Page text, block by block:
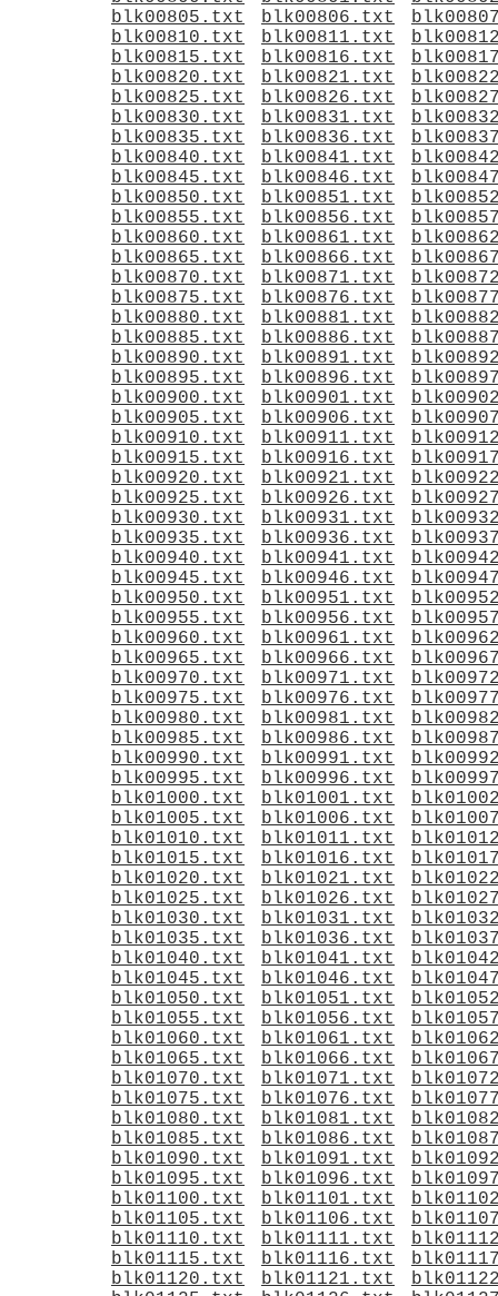
blk00805.txt
blk00806.txt
blk00810.txt
blk00811.txt
blk00815.txt
blk00816.txt
blk00820.txt
blk00821.txt
blk00825.txt
blk00826.txt
blk00830.txt
blk00831.txt
blk00835.txt
blk00836.txt
blk00840.txt
blk00841.txt
blk00845.txt
blk00846.txt
blk00850.txt
blk00851.txt
blk00855.txt
blk00856.txt
blk00860.txt
blk00861.txt
blk00865.txt
blk00866.txt
blk00870.txt
blk00871.txt
blk00875.txt
blk00876.txt
blk00880.txt
blk00881.txt
blk00885.txt
blk00886.txt
blk00890.txt
blk00891.txt
blk00895.txt
blk00896.txt
blk00900.txt
blk00901.txt
blk00905.txt
blk00906.txt
blk00910.txt
blk00911.txt
blk00915.txt
blk00916.txt
blk00920.txt
blk00921.txt
blk00925.txt
blk00926.txt
blk00930.txt
blk00931.txt
blk00935.txt
blk00936.txt
blk00940.txt
blk00941.txt
blk00945.txt
blk00946.txt
blk00950.txt
blk00951.txt
blk00955.txt
blk00956.txt
blk00960.txt
blk00961.txt
blk00965.txt
blk00966.txt
blk00970.txt
blk00971.txt
blk00975.txt
blk00976.txt
blk00980.txt
blk00981.txt
blk00985.txt
blk00986.txt
blk00990.txt
blk00991.txt
blk00995.txt
blk00996.txt
blk01000.txt
blk01001.txt
blk01005.txt
blk01006.txt
blk01010.txt
blk01011.txt
blk01015.txt
blk01016.txt
blk01020.txt
blk01021.txt
blk01025.txt
blk01026.txt
blk01030.txt
blk01031.txt
blk01035.txt
blk01036.txt
blk01040.txt
blk01041.txt
blk01045.txt
blk01046.txt
blk01050.txt
blk01051.txt
blk01055.txt
blk01056.txt
blk01060.txt
blk01061.txt
blk01065.txt
blk01066.txt
blk01070.txt
blk01071.txt
blk01075.txt
blk01076.txt
blk01080.txt
blk01081.txt
blk01085.txt
blk01086.txt
blk01090.txt
blk01091.txt
blk01095.txt
blk01096.txt
blk01100.txt
blk01101.txt
blk01105.txt
blk01106.txt
blk01110.txt
blk01111.txt
blk01115.txt
blk01116.txt
blk01120.txt
blk01121.txt